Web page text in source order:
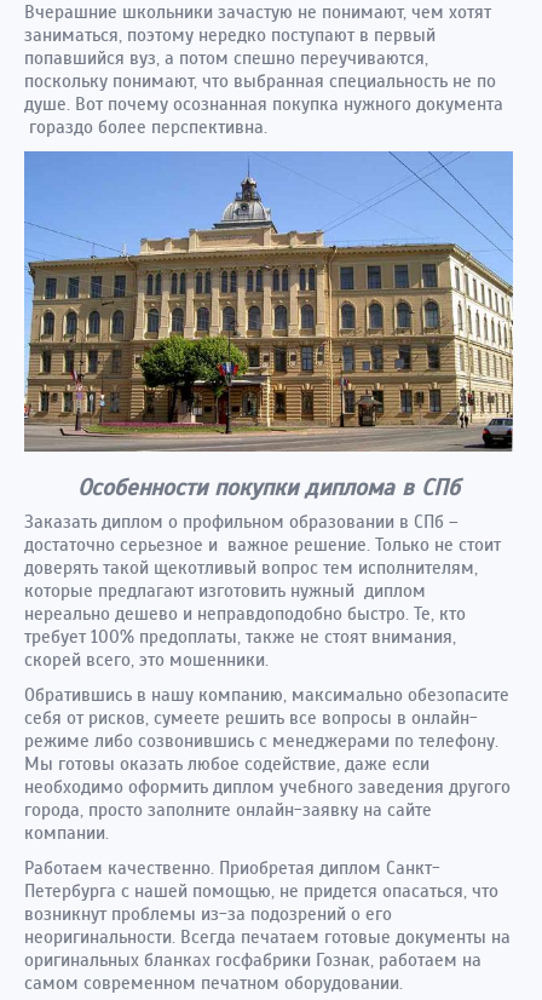
Вчерашние школьники зачастую не понимают, чем хотят
заниматься, поэтому нередко поступают в первый
попавшийся вуз, а потом спешно переучиваются,
поскольку понимают, что выбранная специальность не по
душе. Вот почему осознанная покупка нужного документа
гораздо более перспективна.
Особенности покупки диплома в СПб
Заказать диплом о профильном образовании в СПб –
достаточно серьезное и важное решение. Только не стоит
доверять такой щекотливый вопрос тем исполнителям,
которые предлагают изготовить нужный диплом
нереально дешево и неправдоподобно быстро. Те, кто
требует 100% предоплаты, также не стоят внимания,
скорей всего, это мошенники.
Обратившись в нашу компанию, максимально обезопасите
себя от рисков, сумеете решить все вопросы в онлайн-
режиме либо созвонившись с менеджерами по телефону.
Мы готовы оказать любое содействие, даже если
необходимо оформить диплом учебного заведения другого
города, просто заполните онлайн-заявку на сайте
компании.
Работаем качественно. Приобретая диплом Санкт-
Петербурга с нашей помощью, не придется опасаться, что
возникнут проблемы из-за подозрений о его
неоригинальности. Всегда печатаем готовые документы на
оригинальных бланках госфабрики Гознак, работаем на
самом современном печатном оборудовании.